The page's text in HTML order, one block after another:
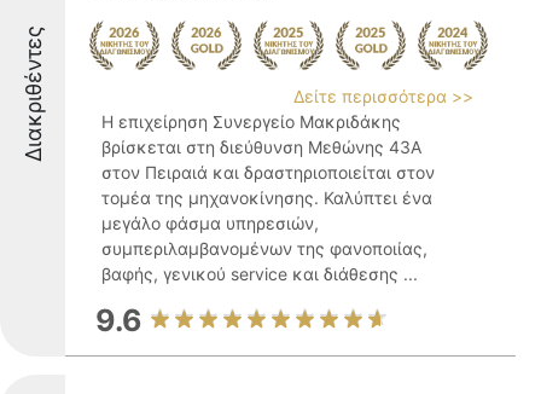
Διακριθέντες
Δείτε περισσότερα >>
Η επιχείρηση Συνεργείο Μακριδάκης
βρίσκεται στη διεύθυνση Μεθώνης 43Α
στον Πειραιά και δραστηριοποιείται στον
τομέα της μηχανοκίνησης. Καλύπτει ένα
μεγάλο φάσμα υπηρεσιών,
συμπεριλαμβανομένων της φανοποιίας,
βαφής, γενικού service και διάθεσης ...
9.6